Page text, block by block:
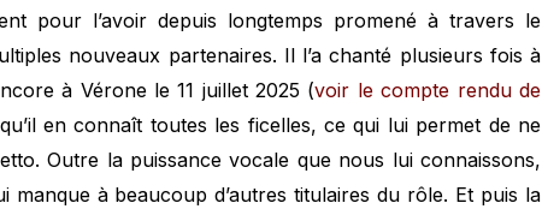
pour l’avoir depuis longtemps promené à travers le
nouveaux partenaires. Il l’a chanté plusieurs fois à
à Vérone le 11 juillet 2025 (voir le compte rendu de
qu’il en connaît toutes les ficelles, ce qui lui permet de ne
Outre la puissance vocale que nous lui connaissons,
à beaucoup d’autres titulaires du rôle. Et puis la